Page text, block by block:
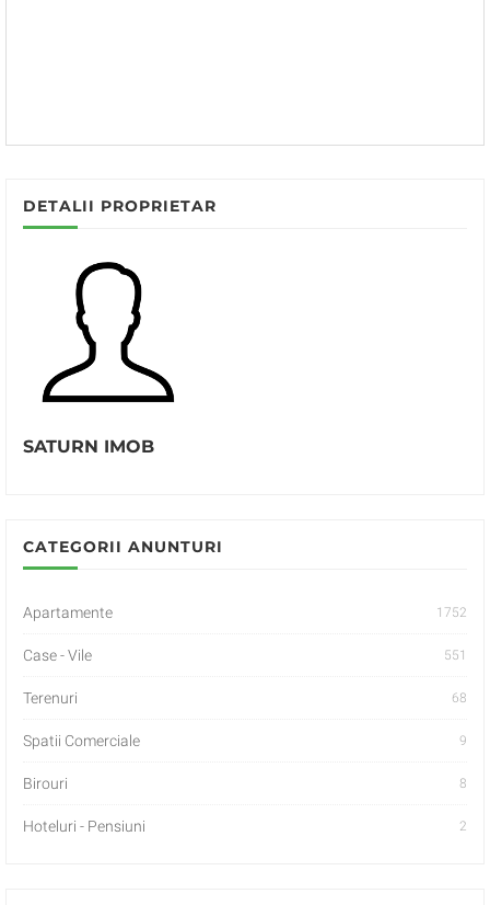
DETALII PROPRIETAR
SATURN IMOB
CATEGORII ANUNTURI
Apartamente 1752
Case - Vile 551
Terenuri 68
Spatii Comerciale 9
Birouri 8
Hoteluri - Pensiuni 2